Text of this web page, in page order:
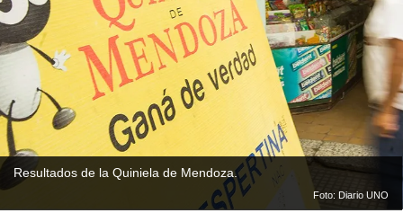
Resultados de la Quiniela de Mendoza.
Foto: Diario UNO